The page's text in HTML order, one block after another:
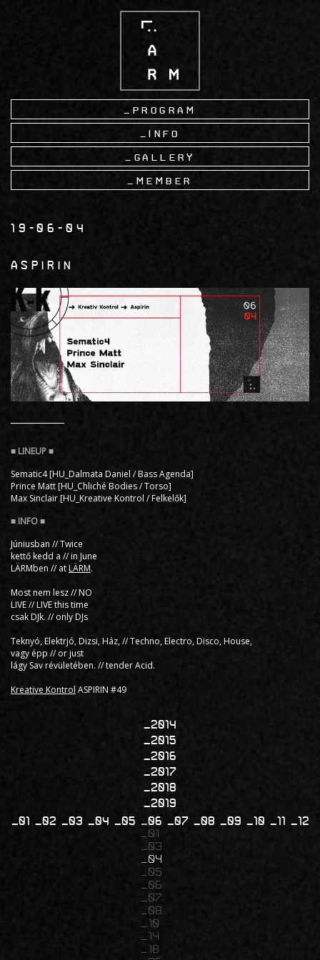
Program
Info
Gallery
Member
19-06-04
aspirin
Sematic4 [HU_Dalmata Daniel / Bass Agenda]
Prince Matt [HU_Chliché Bodies / Torso]
Max Sinclair [HU_Kreative Kontrol / Felkelők]
Júniusban // Twice
kettő kedd a // in June
LÄRMben // atLÄRM.
Most nem lesz // NO
LIVE // LIVE this time
csak DJk. // only DJs
Teknyó, Elektrjó, Dizsi, Ház, // Techno, Electro, Disco, House,
vagy épp // or just
lágy Sav révületében. // tender Acid.
Kreative Kontrol ASPIRIN #49
2014
2015
2016
2017
2018
2019
01
02 03 04 05
06
01
03
04
05
06
07
08
10
14
18
07 08 09 10 11 12